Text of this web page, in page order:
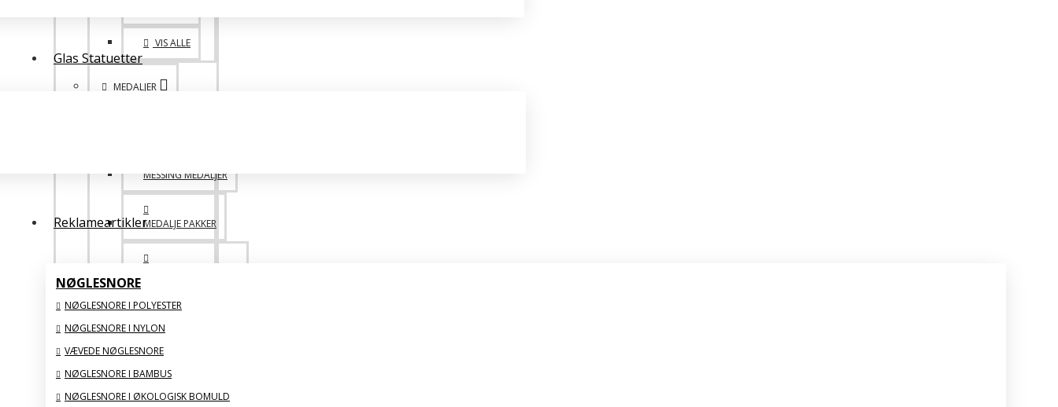
Glas Statuetter
Reklameartikler
NØGLESNORE
NØGLESNORE I POLYESTER
NØGLESNORE I NYLON
VÆVEDE NØGLESNORE
NØGLESNORE I BAMBUS
NØGLESNORE I ØKOLOGISK BOMULD
VIS ALLE
MEDALJER
MESSING MEDALJER
MEDALJE PAKKER
VIS ALLE
GLAS STATUETTER